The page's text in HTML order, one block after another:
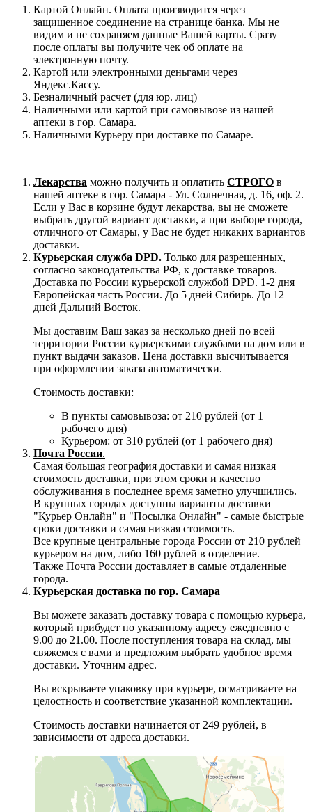
Картой Онлайн. Оплата производится через
защищенное соединение на странице банка. Мы не
видим и не сохраняем данные Вашей карты. Сразу
после оплаты вы получите чек об оплате на
электронную почту.
Картой или электронными деньгами через
Яндекс.Кассу.
Безналичный расчет (для юр. лиц)
Наличными или картой при самовывозе из нашей
аптеки в гор. Самара.
Наличными Курьеру при доставке по Самаре.
Лекарства можно получить и оплатить СТРОГО в
нашей аптеке в гор. Самара - Ул. Солнечная, д. 16, оф. 2.
Если у Вас в корзине будут лекарства, вы не сможете
выбрать другой вариант доставки, а при выборе города,
отличного от Самары, у Вас не будет никаких вариантов
доставки.
Курьерская служба DPD. Только для разрешенных,
согласно законодательства РФ, к доставке товаров.
Доставка по России курьерской службой DPD. 1-2 дня
Европейская часть России. До 5 дней Сибирь. До 12
дней Дальний Восток.
Мы доставим Ваш заказ за несколько дней по всей
территории России курьерскими службами на дом или в
пункт выдачи заказов. Цена доставки высчитывается
при оформлении заказа автоматически.
Стоимость доставки:
В пункты самовывоза: от 210 рублей (от 1
рабочего дня)
Курьером: от 310 рублей (от 1 рабочего дня)
Почта России.
Самая большая география доставки и самая низкая
стоимость доставки, при этом сроки и качество
обслуживания в последнее время заметно улучшились.
В крупных городах доступны варианты доставки
"Курьер Онлайн" и "Посылка Онлайн" - самые быстрые
сроки доставки и самая низкая стоимость.
Все крупные центральные города России от 210 рублей
курьером на дом, либо 160 рублей в отделение.
Также Почта России доставляет в самые отдаленные
города.
Курьерская доставка по гор. Самара
Вы можете заказать доставку товара с помощью курьера,
который прибудет по указанному адресу ежедневно с
9.00 до 21.00. После поступления товара на склад, мы
свяжемся с вами и предложим выбрать удобное время
доставки. Уточним адрес.
Вы вскрываете упаковку при курьере, осматриваете на
целостность и соответствие указанной комплектации.
Стоимость доставки начинается от 249 рублей, в
зависимости от адреса доставки.